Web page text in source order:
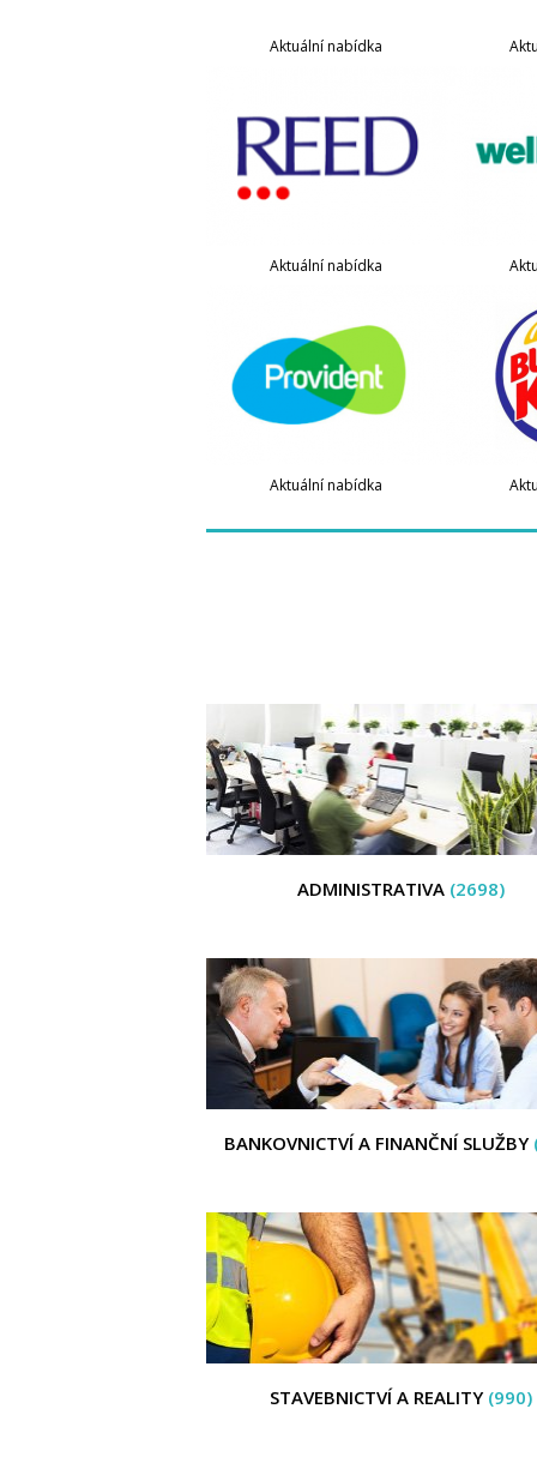
Aktuální nabídka
Aktuální nabídka
Aktuální nabídka
ADMINISTRATIVA (2698)
BANKOVNICTVÍ A FINANČNÍ SLUŽBY
STAVEBNICTVÍ A REALITY (990)